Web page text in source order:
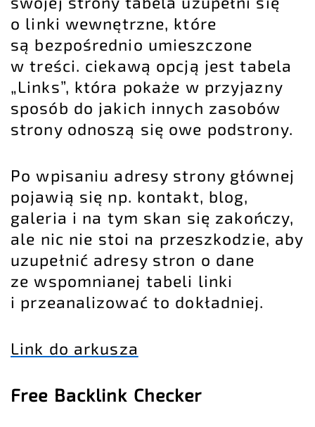
o linki wewnętrzne, które
są bezpośrednio umieszczone
w treści. ciekawą opcją jest tabela
„Links”, która pokaże w przyjazny
sposób do jakich innych zasobów
strony odnoszą się owe podstrony.
Po wpisaniu adresy strony głównej
pojawią się np. kontakt, blog,
galeria i na tym skan się zakończy,
ale nic nie stoi na przeszkodzie, aby
uzupełnić adresy stron o dane
ze wspomnianej tabeli linki
i przeanalizować to dokładniej.
Link do arkusza
Free Backlink Checker